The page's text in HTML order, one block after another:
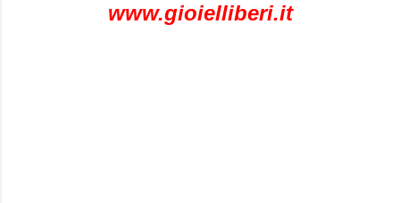
www.gioielliberi.it